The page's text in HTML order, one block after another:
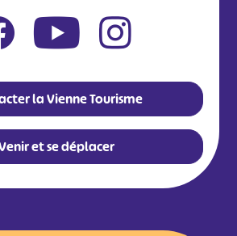
la Vienne Tourisme
et se déplacer